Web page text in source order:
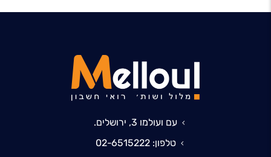
עם ועולמו 3, ירושלים.
טלפון: 02-6515222